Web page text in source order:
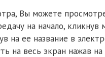
Вы можете
на начало, кликнув
на ее название в
на весь экран нажав на